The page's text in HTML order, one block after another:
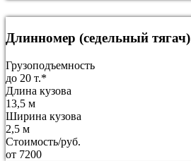
Длинномер (седельный тягач)
Грузоподъемность
до 20 т.*
Длина кузова
13,5 м
Ширина кузова
2,5 м
Стоимость/руб.
от 7200